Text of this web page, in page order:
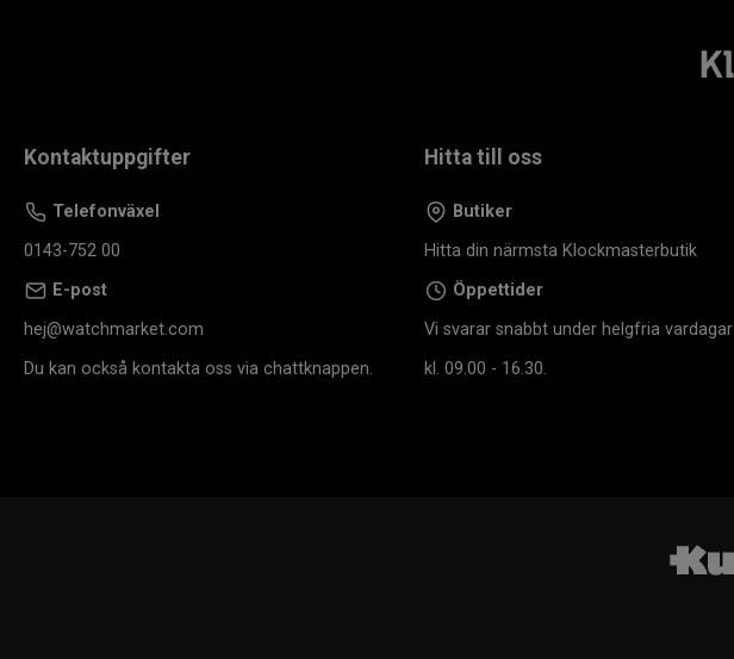
Kontaktuppgifter
Telefonväxel
0143-752 00
E-post
hej@watchmarket.com
Du kan också kontakta oss via chattknappen.
Hitta till oss
Butiker
Hitta din närmsta Klockmasterbutik
Öppettider
Vi svarar snabbt under helgfria vardagar
kl. 09.00 - 16.30.